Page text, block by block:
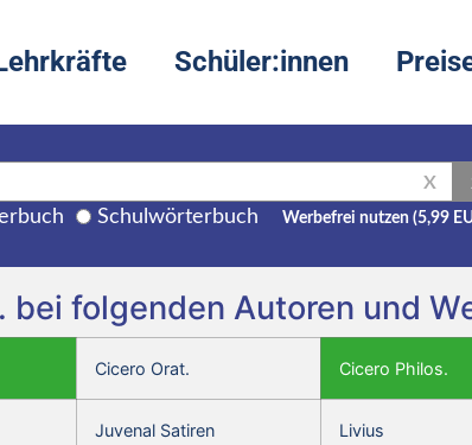
Schüler:innen
X
Schulwörterbuch Werbefrei nutzen (5,99
folgenden Autoren und
Cicero Orat. Cicero Philos.
Juvenal Satiren Livius